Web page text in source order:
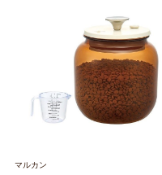
マルカン